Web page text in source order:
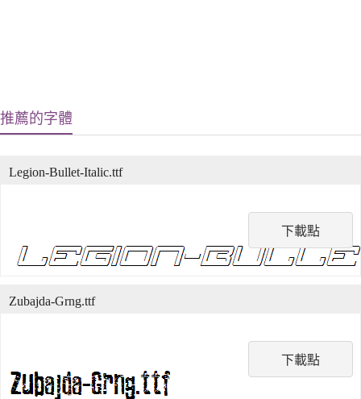
推薦的字體
下載點
Legion-Bullet-Italic.ttf
下載點
Zubajda-Grng.ttf